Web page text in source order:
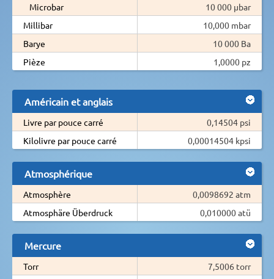
Microbar
10 000 µbar
Millibar
10,000 mbar
Barye
10 000 Ba
Pièze
1,0000 pz
Américain et anglais
Livre par pouce carré
0,14504 psi
Kilolivre par pouce carré
0,00014504 kpsi
Atmosphérique
Atmosphère
0,0098692 atm
Atmosphäre Überdruck
0,010000 atü
Mercure
Torr
7,5006 torr